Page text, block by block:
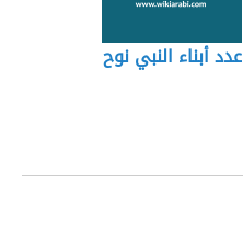
عدد أبناء النبي نوح